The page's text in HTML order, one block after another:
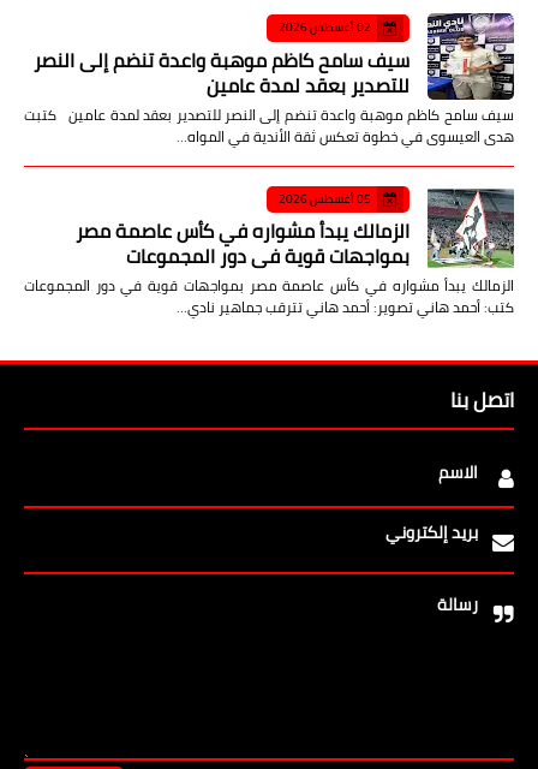
02 أغسطس 2026
سيف سامح كاظم موهبة واعدة تنضم إلى النصر
للتصدير بعقد لمدة عامين
سيف سامح كاظم موهبة واعدة تنضم إلى النصر للتصدير بعقد لمدة عامين كتبت
هدى العيسوى في خطوة تعكس ثقة الأندية في المواه…
05 أغسطس 2026
الزمالك يبدأ مشواره في كأس عاصمة مصر
بمواجهات قوية في دور المجموعات
الزمالك يبدأ مشواره في كأس عاصمة مصر بمواجهات قوية في دور المجموعات
كتب: أحمد هاني تصوير: أحمد هاني تترقب جماهير نادي…
اتصل بنا
الاسم
بريد إلكتروني
رسالة